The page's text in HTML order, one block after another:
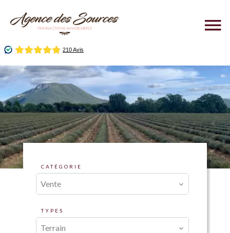
CATÉGORIE
Vente
TYPES
Terrain